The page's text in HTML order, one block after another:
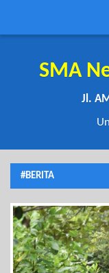
SMA
Jl.
#BERITA